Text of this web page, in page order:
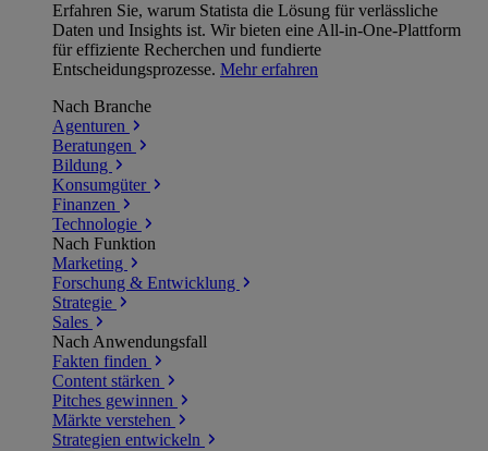
Erfahren Sie, warum Statista die Lösung für verlässliche
Daten und Insights ist. Wir bieten eine All-in-One-Plattform
für effiziente Recherchen und fundierte
Entscheidungsprozesse. Mehr erfahren
Nach Branche
Agenturen
Beratungen
Bildung
Konsumgüter
Finanzen
Technologie
Nach Funktion
Marketing
Forschung & Entwicklung
Strategie
Sales
Nach Anwendungsfall
Fakten finden
Content stärken
Pitches gewinnen
Märkte verstehen
Strategien entwickeln